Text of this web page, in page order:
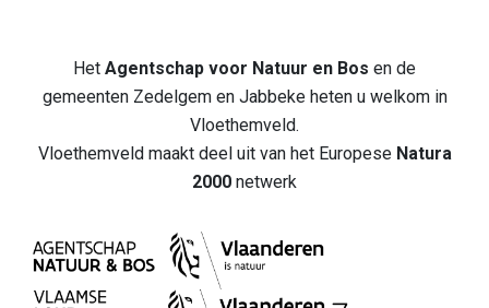
Het Agentschap voor Natuur en Bos en de
gemeenten Zedelgem en Jabbeke heten u welkom in
Vloethemveld.
Vloethemveld maakt deel uit van het Europese Natura
2000 netwerk